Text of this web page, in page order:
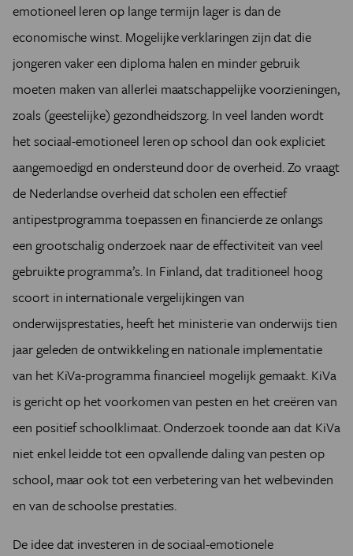
emotioneel leren op lange termijn lager is dan de
economische winst. Mogelijke verklaringen zijn dat die
jongeren vaker een diploma halen en minder gebruik
moeten maken van allerlei maatschappelijke voorzieningen,
zoals (geestelijke) gezondheidszorg. In veel landen wordt
het sociaal-emotioneel leren op school dan ook expliciet
aangemoedigd en ondersteund door de overheid. Zo vraagt
de Nederlandse overheid dat scholen een effectief
antipestprogramma toepassen en financierde ze onlangs
een grootschalig onderzoek naar de effectiviteit van veel
gebruikte programma’s. In Finland, dat traditioneel hoog
scoort in internationale vergelijkingen van
onderwijsprestaties, heeft het ministerie van onderwijs tien
jaar geleden de ontwikkeling en nationale implementatie
van het KiVa-programma financieel mogelijk gemaakt. KiVa
is gericht op het voorkomen van pesten en het creëren van
een positief schoolklimaat. Onderzoek toonde aan dat KiVa
niet enkel leidde tot een opvallende daling van pesten op
school, maar ook tot een verbetering van het welbevinden
en van de schoolse prestaties.
De idee dat investeren in de sociaal-emotionele